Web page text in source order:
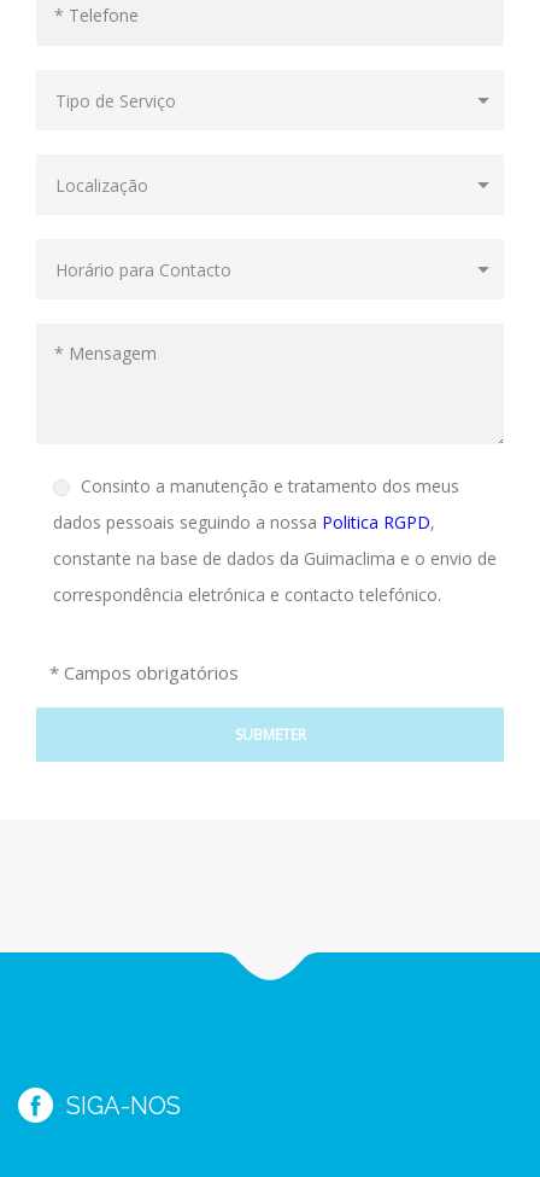
Consinto a manutenção e tratamento dos meus
dados pessoais seguindo a nossa Politica RGPD,
constante na base de dados da Guimaclima e o envio de
correspondência eletrónica e contacto telefónico.
* Campos obrigatórios
SIGA-NOS